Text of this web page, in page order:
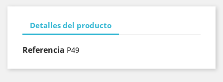
Detalles del producto
Referencia P49